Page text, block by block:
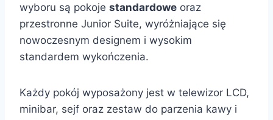
wyboru są pokoje standardowe oraz
przestronne Junior Suite, wyróżniające się
nowoczesnym designem i wysokim
standardem wykończenia.
Każdy pokój wyposażony jest w telewizor LCD,
minibar, sejf oraz zestaw do parzenia kawy i